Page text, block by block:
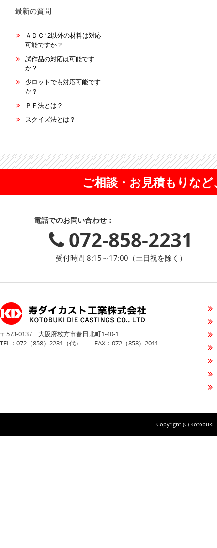
最新の質問
ＡＤＣ12以外の材料は対応
可能ですか？
試作品の対応は可能です
か？
少ロットでも対応可能です
か？
ＰＦ法とは？
スクイズ法とは？
ご相談・お見積もりな
電話でのお問い合わせ：
072-858-2231
受付時間 8:15～17:00（土日祝を除く）
〒573-0137 大阪府枚方市春日北町1-40-1
TEL：072（858）2231（代） FAX：072（858）2011
Copyright (C) Kotobuki